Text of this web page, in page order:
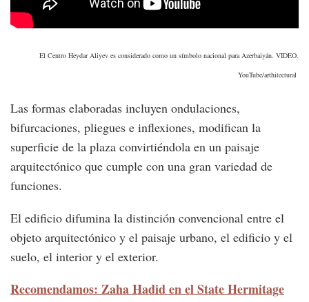
El Centro Heydar Aliyev es considerado como un símbolo nacional para Azerbaiyán. VIDEO.
YouTube/arthitectural
Las formas elaboradas incluyen ondulaciones,
bifurcaciones, pliegues e inflexiones, modifican la
superficie de la plaza convirtiéndola en un paisaje
arquitectónico que cumple con una gran variedad de
funciones.
El edificio difumina la distinción convencional entre el
objeto arquitectónico y el paisaje urbano, el edificio y el
suelo, el interior y el exterior.
Recomendamos: Zaha Hadid en el State Hermitage